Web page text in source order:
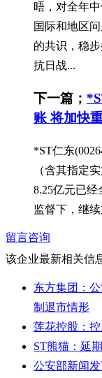
晤，对全年
国际和地区
的共识，稳
抗日战...
下一篇；
账 将加快
*ST仁东
（含其指定
8.25亿元已
监督下，继
留言咨询
该企业最新相关信
东方集团：
制退市情形
莲花控股：
ST熊猫：延
公安部新闻